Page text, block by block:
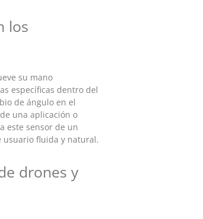
los
su mano
específicas dentro del
de ángulo en el
una aplicación o
este sensor de un
usuario fluida y natural.
drones y